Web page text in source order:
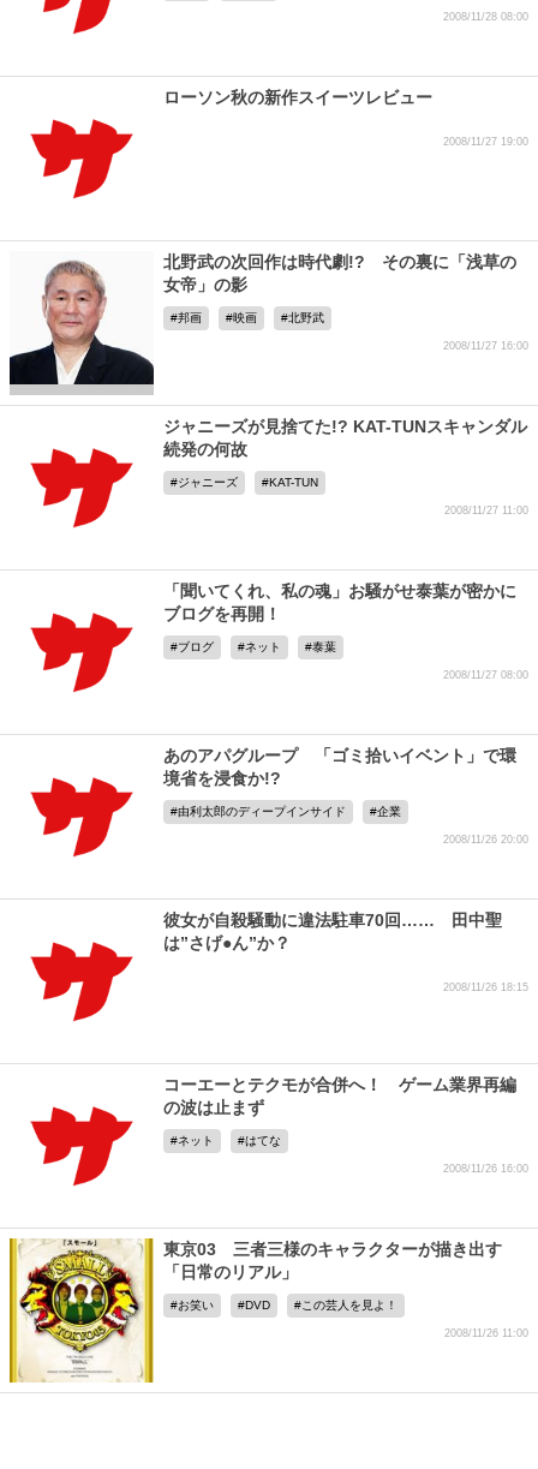
2008/11/28 08:00
ローソン秋の新作スイーツレビュー
2008/11/27 19:00
北野武の次回作は時代劇!? その裏に「浅草の
女帝」の影
邦画 映画 北野武
2008/11/27 16:00
ジャニーズが見捨てた!? KAT-TUNスキャンダル
続発の何故
ジャニーズ KAT-TUN
2008/11/27 11:00
「聞いてくれ、私の魂」お騒がせ泰葉が密かに
ブログを再開！
ブログ ネット 泰葉
2008/11/27 08:00
あのアパグループ 「ゴミ拾いイベント」で環
境省を浸食か!?
由利太郎のディープインサイド 企業
2008/11/26 20:00
彼女が自殺騒動に違法駐車70回…… 田中聖
は”さげ●ん”か？
2008/11/26 18:15
コーエーとテクモが合併へ！ ゲーム業界再編
の波は止まず
ネット はてな
2008/11/26 16:00
東京03 三者三様のキャラクターが描き出す
「日常のリアル」
お笑い DVD この芸人を見よ！
2008/11/26 11:00